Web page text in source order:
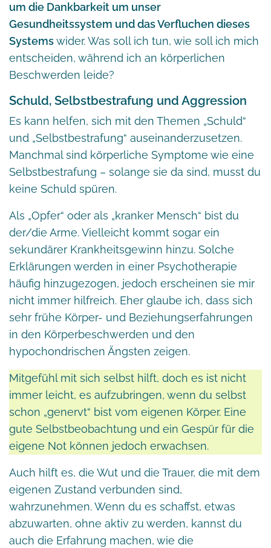
um die Dankbarkeit um unser
Gesundheitssystem und das Verfluchen dieses
Systemswider. Was soll ich tun, wie soll ich mich
entscheiden, während ich an körperlichen
Beschwerden leide?
Schuld, Selbstbestrafung und Aggression
Es kann helfen, sich mit den Themen „Schuld“
und „Selbstbestrafung“ auseinanderzusetzen.
Manchmal sind körperliche Symptome wie eine
Selbstbestrafung – solange sie da sind, musst du
keine Schuld spüren.
Als „Opfer“ oder als „kranker Mensch“ bist du
der/die Arme. Vielleicht kommt sogar ein
sekundärer Krankheitsgewinn hinzu. Solche
Erklärungen werden in einer Psychotherapie
häufig hinzugezogen, jedoch erscheinen sie mir
nicht immer hilfreich. Eher glaube ich, dass sich
sehr frühe Körper- und Beziehungserfahrungen
in den Körperbeschwerden und den
hypochondrischen Ängsten zeigen.
Mitgefühl mit sich selbst hilft, doch es ist nicht
immer leicht, es aufzubringen, wenn du selbst
schon „genervt“ bist vom eigenen Körper. Eine
gute Selbstbeobachtung und ein Gespür für die
eigene Not können jedoch erwachsen.
Auch hilft es, die Wut und die Trauer, die mit dem
eigenen Zustand verbunden sind,
wahrzunehmen. Wenn du es schaffst, etwas
abzuwarten, ohne aktiv zu werden, kannst du
auch die Erfahrung machen, wie die